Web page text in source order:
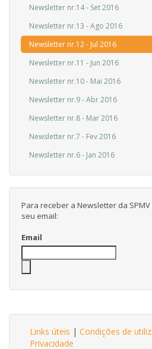
Newsletter nr.14 - Set 2016
Newsletter nr.13 - Ago 2016
Newsletter nr.12 - Jul 2016
Newsletter nr.11 - Jun 2016
Newsletter nr.10 - Mai 2016
Newsletter nr.9 - Abr 2016
Newsletter nr.8 - Mar 2016
Newsletter nr.7 - Fev 2016
Newsletter nr.6 - Jan 2016
Para receber a Newsletter da
seu email:
Email
Links úteis | Condições de
Privacidade